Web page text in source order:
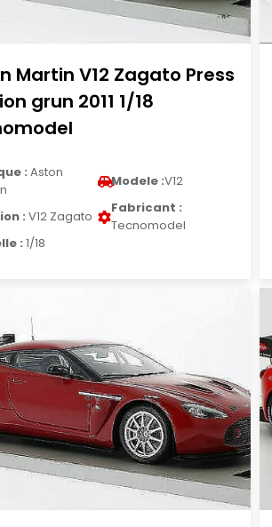
Martin V12 Zagato Press
grun 2011 1/18
: Aston
Modele :V12
: V12 Zagato
Fabricant :
Tecnomodel
: 1/18